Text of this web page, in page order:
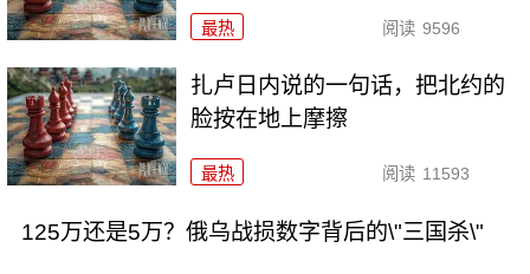
最热 阅读 9596
扎卢日内说的一句话，把北约的
脸按在地上摩擦
最热 阅读 11593
125万还是5万？俄乌战损数字背后的\"三国杀\"